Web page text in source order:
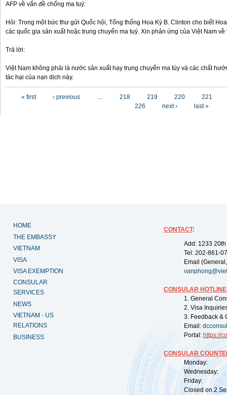
AFP về vấn đề chống ma tuý:
Hỏi: Trong một bức thư gửi Quốc hội, Tổng thống Hoa Kỳ B. Clinton cho biết
các quốc gia sản xuất hoặc trung chuyển ma tuý. Xin phản ứng của Việt Nam về
Trả lời:
Việt Nam không phải là nước sản xuất hay trung chuyển ma túy và các chất
tác hại của nạn dịch này.
« first ‹ previous … 218 219 220
221
226
next › last »
HOME
THE EMBASSY
VIETNAM
VISA
VISA EXEMPTION
CONSULAR
SERVICES
NEWS
VIETNAM - US
RELATIONS
BUSINESS
CONTACT:
Add: 1233
Tel: 202-861-
Email
CONSULAR
1. General
2. Visa
3. Feedback &
Email:
Portal: https://
CONSULAR
Monday:
Wednesday:
Friday:
Closed on 2